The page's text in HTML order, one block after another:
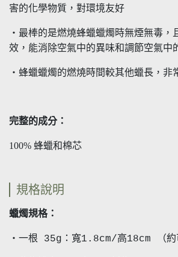
害的化學物質，對環境友好
・最棒的是燃燒蜂蠟蠟燭時無煙無毒，
效，能消除空氣中的異味和調節空氣中
・蜂蠟蠟燭的燃燒時間較其他蠟長，非
完整的成分：
100% 蜂蠟和棉芯
規格說明
蠟燭規格：
・ 一根 35g：寬1.8cm/高18cm （約